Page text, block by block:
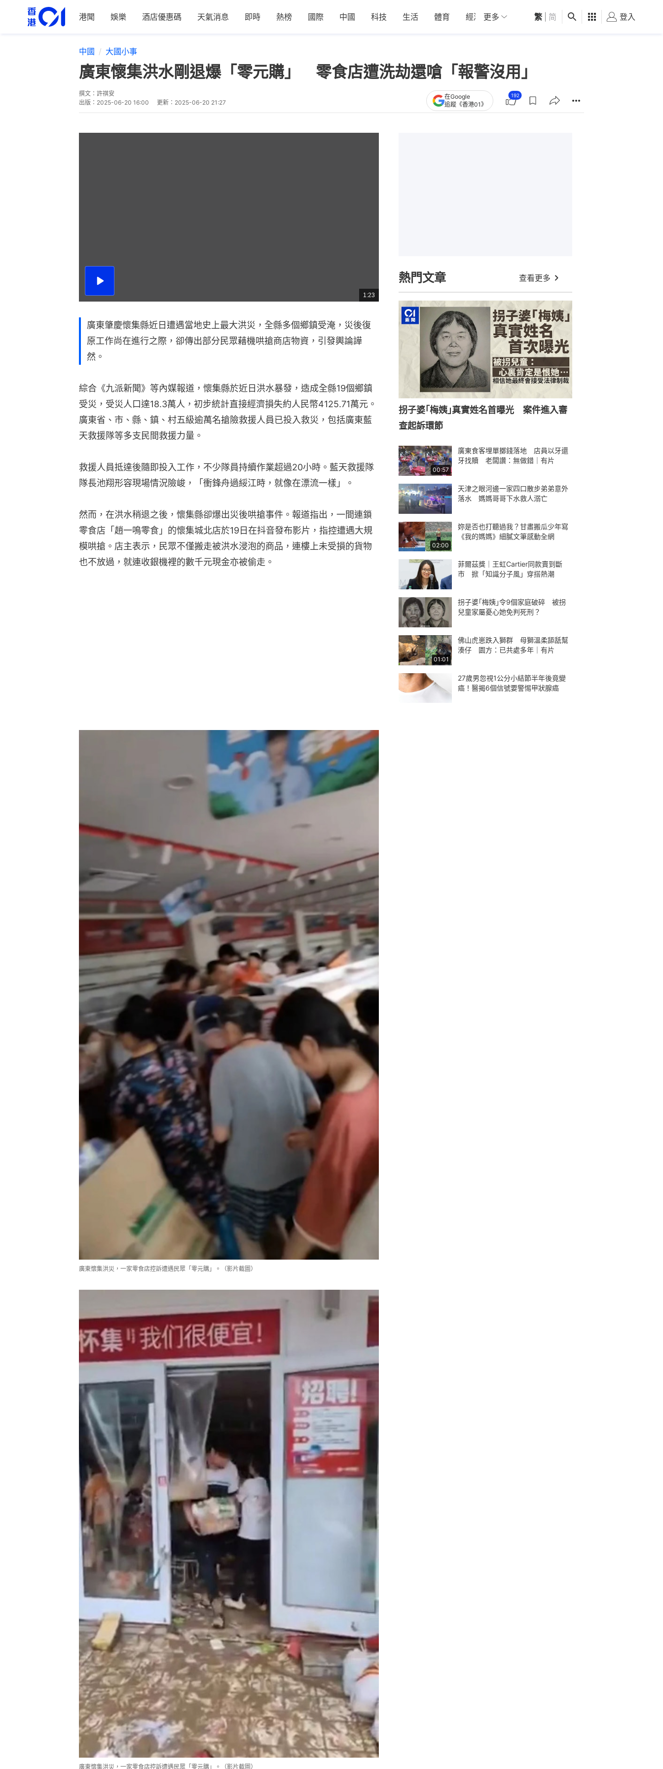
港聞 娛樂 酒店優惠碼 天氣消息 即時 熱榜 國際 中國 科技 生活 體育 經濟 01深圳 觀點 健康 好食玩飛
更多 繁 简 登入
中國 大國小事
廣東懷集洪水剛退爆「零元購」 零食店遭洗劫還嗆「報警沒用」
撰文： 許祺安
出版： 2025-06-20 16:00 更新： 2025-06-20 21:27
在Google
追蹤《香港01》
192
播
總
共
1:23
廣東肇慶懷集縣近日遭遇當地史上最大洪災，全縣多個鄉鎮受淹，災後復
原工作尚在進行之際，卻傳出部分民眾藉機哄搶商店物資，引發輿論譁
然。
綜合《九派新聞》等內媒報道，懷集縣於近日洪水暴發，造成全縣19個鄉鎮
受災，受災人口達18.3萬人，初步統計直接經濟損失約人民幣4125.71萬元。
廣東省、市、縣、鎮、村五級逾萬名搶險救援人員已投入救災，包括廣東藍
天救援隊等多支民間救援力量。
救援人員抵達後隨即投入工作，不少隊員持續作業超過20小時。藍天救援隊
隊長池翔形容現場情況險峻，「衝鋒舟過綏江時，就像在漂流一樣」。
然而，在洪水稍退之後，懷集縣卻爆出災後哄搶事件。報道指出，一間連鎖
零食店「趙一鳴零食」的懷集城北店於19日在抖音發布影片，指控遭遇大規
模哄搶。店主表示，民眾不僅搬走被洪水浸泡的商品，連樓上未受損的貨物
也不放過，就連收銀機裡的數千元現金亦被偷走。
廣東懷集洪災，一家零食店控訴遭遇民眾「零元購」。（影片截圖）
廣東懷集洪災，一家零食店控訴遭遇民眾「零元購」。（影片截圖）
熱門文章 查看更多
拐子婆｢梅姨｣真實姓名首曝光 案件進入審
查起訴環節
00:57
廣東食客埋單擲錢落地 店員以牙還
牙找贖 老闆讚：無做錯｜有片
天津之眼河邊一家四口散步弟弟意外
落水 媽媽哥哥下水救人溺亡
02:00
妳是否也打聽過我？甘肅搬瓜少年寫
《我的媽媽》細膩文筆感動全網
菲爾茲獎｜王虹Cartier同款賣到斷
市 掀「知識分子風」穿搭熱潮
拐子婆｢梅姨｣令9個家庭破碎 被拐
兒童家屬憂心她免判死刑？
01:01
佛山虎崽跌入獅群 母獅溫柔舔舐幫
湊仔 園方：已共處多年｜有片
27歲男忽視1公分小結節半年後竟變
癌！醫揭6個信號要警惕甲狀腺癌